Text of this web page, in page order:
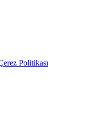
Politikası